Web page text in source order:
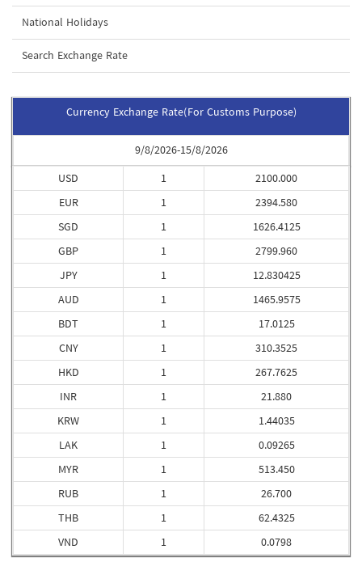
National Holidays
Search Exchange Rate
Currency Exchange Rate(For Customs Purpose)
9/8/2026-15/8/2026
USD
EUR
SGD
GBP
JPY
AUD
BDT
CNY
HKD
INR
KRW
LAK
MYR
RUB
THB
VND
1
1
1
1
1
1
1
1
1
1
1
1
1
1
1
1
2100.000
2394.580
1626.4125
2799.960
12.830425
1465.9575
17.0125
310.3525
267.7625
21.880
1.44035
0.09265
513.450
26.700
62.4325
0.0798